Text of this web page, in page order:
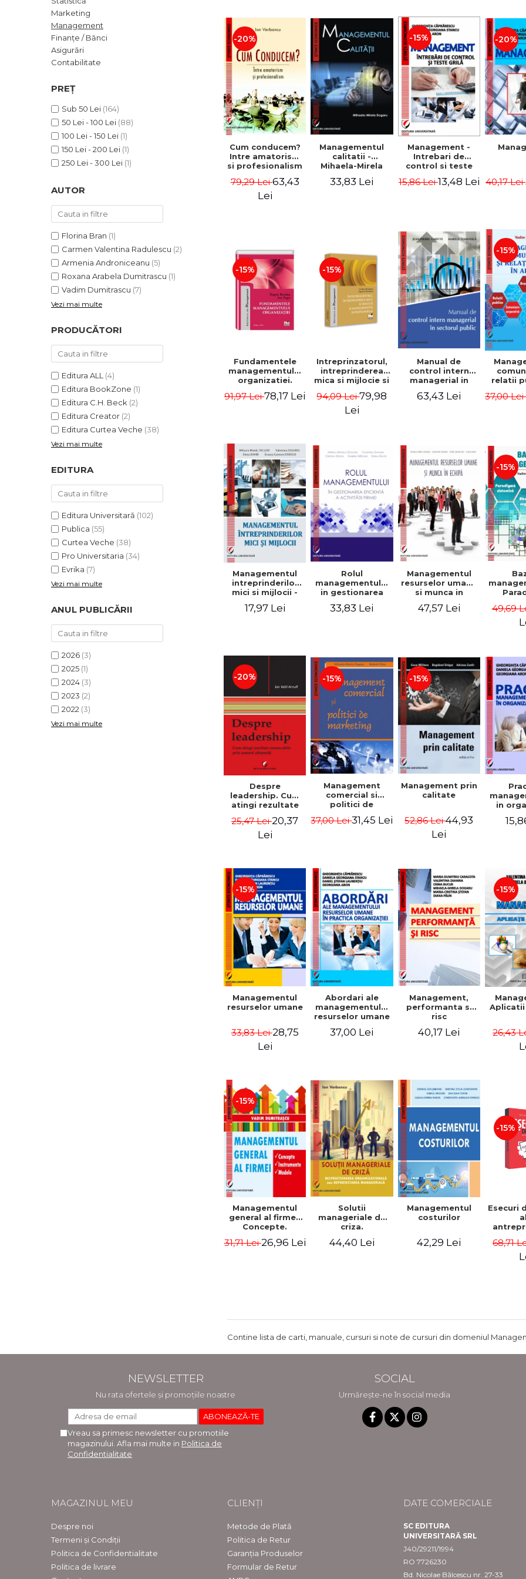
ADMINISTRATIVE
ȘTIINȚE ECONOMICE
ȘTIINȚE EXACTE
EDUCAȚIE FIZICĂ ȘI SPORT
PREUNIVERSITARIA
PACHETE DE STUDIU
PROMOȚIILE LUNII
Cum Cumpăr
Politica de Retur
Formular de Retur
Marketing
Management
Finanțe / Bănci
Asigurări
Contabilitate
PREȚ
Sub 50 Lei (164)
50 Lei - 100 Lei (88)
100 Lei - 150 Lei (1)
150 Lei - 200 Lei (1)
250 Lei - 300 Lei (1)
AUTOR
Florina Bran (1)
Carmen Valentina Radulescu (2)
Armenia Androniceanu (5)
Roxana Arabela Dumitrascu (1)
Vadim Dumitrascu (7)
Vezi mai multe
PRODUCĂTORI
Editura ALL (4)
Editura BookZone (1)
Editura C.H. Beck (2)
Editura Creator (2)
Editura Curtea Veche (38)
Vezi mai multe
EDITURA
Editura Universitară (102)
Publica (55)
Curtea Veche (38)
Pro Universitaria (34)
Evrika (7)
Vezi mai multe
ANUL PUBLICĂRII
2026 (3)
2025 (1)
2024 (3)
2023 (2)
2022 (3)
Vezi mai multe
-20%
Cum conducem?
Intre amatorism
si profesionalism
79,29 Lei63,43
Lei
Managementul
calitatii -
Mihaela-Mirela
33,83 Lei
-15%
Management -
Intrebari de
control si teste
15,86 Lei13,48 Lei
-20%
40,17 Lei
-15%
Fundamentele
managementului
organizatiei.
Eugen Burdus,
91,97 Lei78,17 Lei
-15%
Intreprinzatorul,
intreprinderea
mica si mijlocie si
intreprenorial -
Ovidiu Nicolescu,
94,09 Lei79,98
Lei
Manual de
control intern
managerial in
sectorul public -
Jean-Pierre
63,43 Lei
-15%
relatii
37,00 Lei
Managementul
intreprinderilor
mici si mijlocii -
Elena David,
Mihaela-Mirela
17,97 Lei
Rolul
managementului
in gestionarea
eficienta a
activitatii firmei -
Dogaru,
Valentina Zaharia
33,83 Lei
Managementul
resurselor umane
si munca in
47,57 Lei
-15%
49,69
-20%
Despre
leadership. Cum
atingi rezultate
oameni obisnuiti
25,47 Lei20,37
Lei
-15%
Management
comercial si
politici de
37,00 Lei31,45 Lei
-15%
Management prin
calitate
52,86 Lei44,93
Lei
in
-15%
Managementul
resurselor umane
33,83 Lei28,75
Lei
Abordari ale
managementului
resurselor umane
organizatiei
37,00 Lei
Management,
performanta si
risc
40,17 Lei
-15%
26,43
-15%
Managementul
general al firmei.
Concepte.
Modele
31,71 Lei26,96 Lei
Solutii
manageriale de
criza.
organizationala
44,40 Lei
Managementul
costurilor
42,29 Lei
-15%
Esecuri
esec
68,71
Contine lista de carti, manuale, cursuri si note de cursuri din domeniul
NEWSLETTER
Nu rata ofertele și promoțiile noastre
Vreau sa primesc newsletter cu promotiile
magazinului. Afla mai multe in Politica de
Confidentialitate
SOCIAL
Urmărește-ne în social media
MAGAZINUL MEU
Despre noi
Termeni și Condiții
Politica de Confidentialitate
Politica de livrare
CLIENȚI
Metode de Plată
Politica de Retur
Garanția Produselor
Formular de Retur
DATE COMERCIALE
SC EDITURA
UNIVERSITARĂ SRL
J40/29211/1994
RO 7726230
Bd. Nicolae Bălcescu nr. 27-33